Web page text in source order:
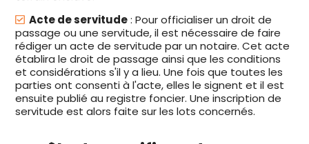
Acte de servitude: Pour officialiser un droit de
passage ou une servitude, il est nécessaire de faire
rédiger un acte de servitude par un notaire. Cet acte
établira le droit de passage ainsi que les conditions
et considérations s'il y a lieu. Une fois que toutes les
parties ont consenti à l'acte, elles le signent et il est
ensuite publié au registre foncier. Une inscription de
servitude est alors faite sur les lots concernés.